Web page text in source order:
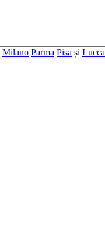
Milano Parma Pisa și Lucca